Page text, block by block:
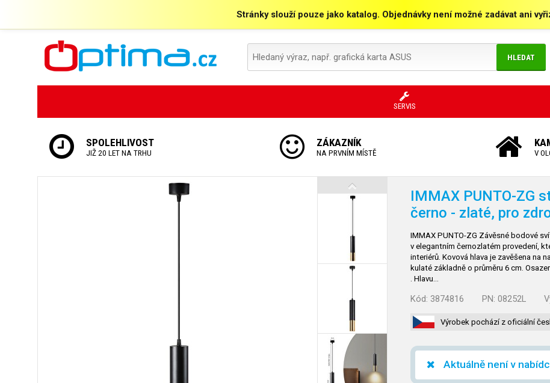
Stránky slouží pouze jako katalog. Objednávky není možné zadávat ani
HLEDAT
SERVIS
SPOLEHLIVOST
JIŽ 20 LET NA TRHU
ZÁKAZNÍK
NA PRVNÍM MÍSTĚ V
IMMAX PUNTO-ZG
černo - zlaté, pro
IMMAX PUNTO-ZG Závěsné bodové
v elegantním černozlatém provedení,
interiérů. Kovová hlava je zavěšena na
kulaté základně o průměru 6 cm.
. Hlavu…
Kód: 3874816 PN: 08252L
Výrobek pochází z oficiální
Aktuálně není v